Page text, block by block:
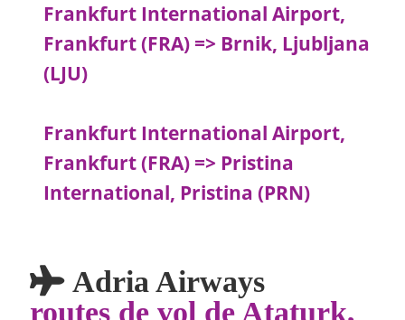
Frankfurt International Airport,
Frankfurt (FRA) => Brnik, Ljubljana
(LJU)
Frankfurt International Airport,
Frankfurt (FRA) => Pristina
International, Pristina (PRN)
Adria Airways
routes de vol de Ataturk,